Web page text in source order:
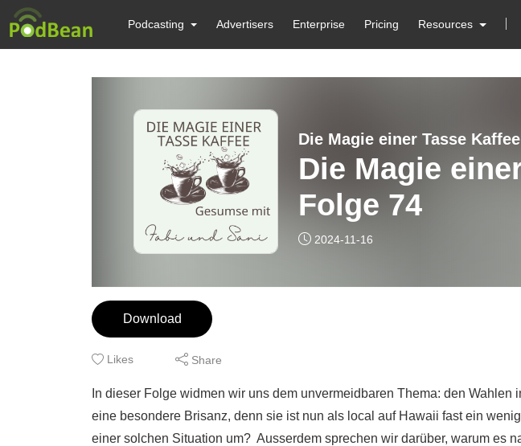
Podcasting Advertisers Enterprise Pricing Resources
Die Magie einer Tasse Kaffee
Die Magie
Folge 74
2024-11-16
Download
Likes Share
In dieser Folge widmen wir uns dem unvermeidbaren Thema: den Wahlen
eine besondere Brisanz, denn sie ist nun als local auf Hawaii fast ein
einer solchen Situation um? Ausserdem sprechen wir darüber, warum es